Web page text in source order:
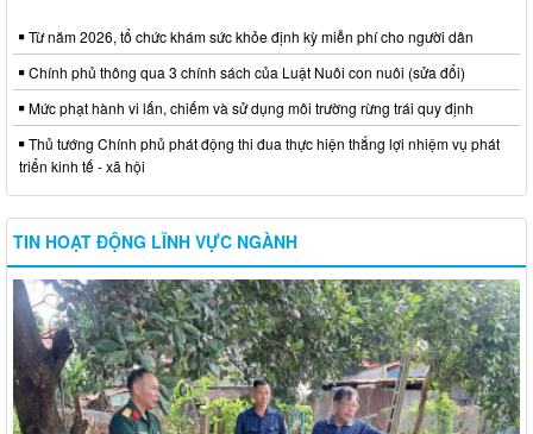
Từ năm 2026, tổ chức khám sức khỏe định kỳ miễn phí cho người dân
Chính phủ thông qua 3 chính sách của Luật Nuôi con nuôi (sửa đổi)
Mức phạt hành vi lấn, chiếm và sử dụng môi trường rừng trái quy định
Thủ tướng Chính phủ phát động thi đua thực hiện thắng lợi nhiệm vụ phát
triển kinh tế - xã hội
TIN HOẠT ĐỘNG LĨNH VỰC NGÀNH